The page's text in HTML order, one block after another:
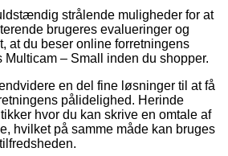
strålende muligheder for at
brugeres evalueringer og
at du beser online forretningens
Multicam – Small inden du shopper.
en del fine løsninger til at få
pålidelighed. Herinde
hvor du kan skrive en omtale af
hvilket på samme måde kan bruges